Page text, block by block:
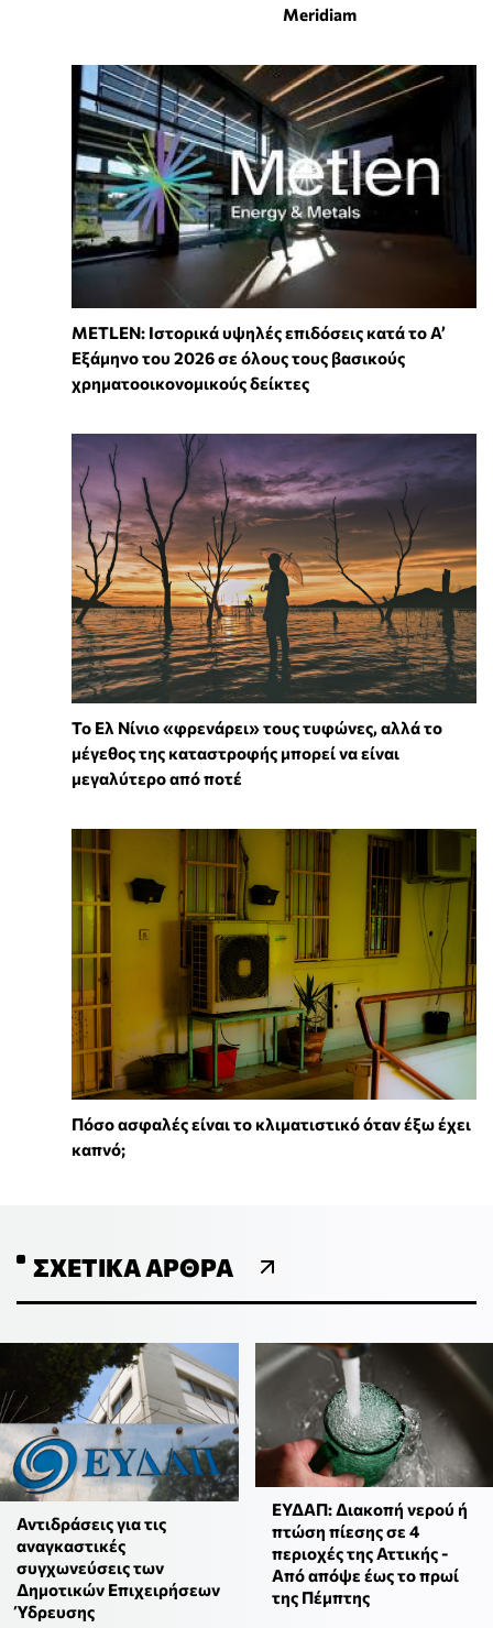
Meridiam
METLEN: Ιστορικά υψηλές επιδόσεις κατά το Α’
Εξάμηνο του 2026 σε όλους τους βασικούς
χρηματοοικονομικούς δείκτες
Το Ελ Νίνιο «φρενάρει» τους τυφώνες, αλλά το
μέγεθος της καταστροφής μπορεί να είναι
μεγαλύτερο από ποτέ
Πόσο ασφαλές είναι το κλιματιστικό όταν έξω έχει
καπνό;
ΣΧΕΤΙΚΆ ΆΡΘΡΑ
Αντιδράσεις για τις
αναγκαστικές
συγχωνεύσεις των
Δημοτικών Επιχειρήσεων
Ύδρευσης
ΕΥΔΑΠ: Διακοπή νερού ή
πτώση πίεσης σε 4
περιοχές της Αττικής -
Από απόψε έως το πρωί
της Πέμπτης